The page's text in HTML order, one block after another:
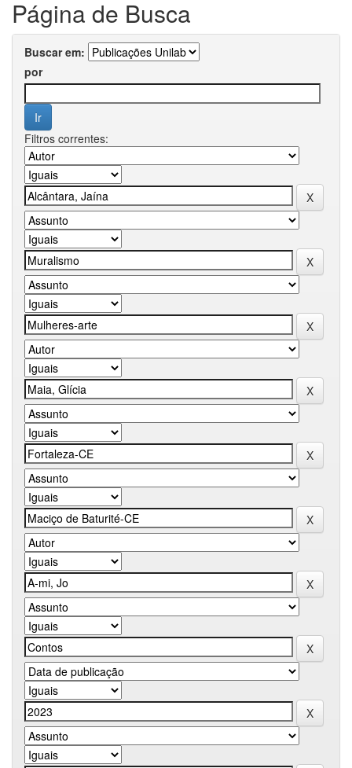
Página de Busca
Buscar em:
por
Filtros correntes: